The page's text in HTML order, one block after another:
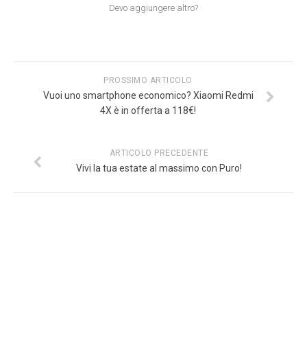
Devo aggiungere altro?
PROSSIMO ARTICOLO
Vuoi uno smartphone economico? Xiaomi Redmi
4X è in offerta a 118€!
ARTICOLO PRECEDENTE
Vivi la tua estate al massimo con Puro!